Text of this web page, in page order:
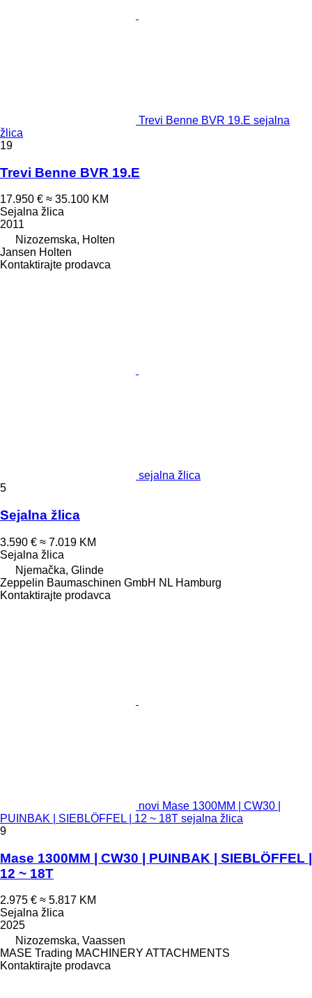
Trevi Benne BVR 19.E sejalna
žlica
19
Trevi Benne BVR 19.E
17.950 € ≈ 35.100 KM
Sejalna žlica
2011
Nizozemska, Holten
Jansen Holten
Kontaktirajte prodavca
sejalna žlica
5
Sejalna žlica
3.590 € ≈ 7.019 KM
Sejalna žlica
Njemačka, Glinde
Zeppelin Baumaschinen GmbH NL Hamburg
Kontaktirajte prodavca
novi Mase 1300MM | CW30 |
PUINBAK | SIEBLÖFFEL | 12 ~ 18T sejalna žlica
9
Mase 1300MM | CW30 | PUINBAK | SIEBLÖFFEL |
12 ~ 18T
2.975 € ≈ 5.817 KM
Sejalna žlica
2025
Nizozemska, Vaassen
MASE Trading MACHINERY ATTACHMENTS
Kontaktirajte prodavca